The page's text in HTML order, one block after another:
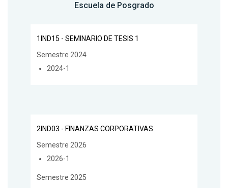
Escuela de Posgrado
1IND15 - SEMINARIO DE TESIS 1
Semestre 2024
2024-1
2IND03 - FINANZAS CORPORATIVAS
Semestre 2026
2026-1
Semestre 2025